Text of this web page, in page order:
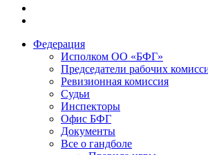
Федерация
Исполком ОО «БФГ»
Председатели рабочих
Ревизионная комиссия
Судьи
Инспекторы
Офис БФГ
Документы
Все о гандболе